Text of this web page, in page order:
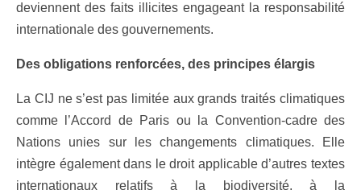
deviennent des faits illicites engageant la responsabilité
internationale des gouvernements.
Des obligations renforcées, des principes élargis
La CIJ ne s’est pas limitée aux grands traités climatiques
comme l’Accord de Paris ou la Convention-cadre des
Nations unies sur les changements climatiques. Elle
intègre également dans le droit applicable d’autres textes
internationaux relatifs à la biodiversité, à la